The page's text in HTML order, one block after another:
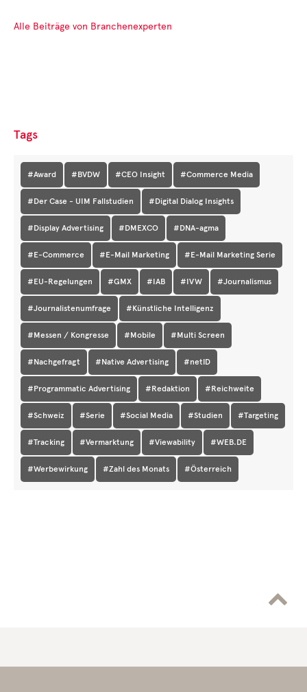
Alle Beiträge von Branchenexperten
Tags
#Award #BVDW #CEO Insight #Commerce Media
#Der Case - UIM Fallstudien #Digital Dialog Insights
#Display Advertising #DMEXCO #DNA-agma
#E-Commerce #E-Mail Marketing #E-Mail Marketing Serie
#EU-Regelungen #GMX #IAB #IVW #Journalismus
#Journalistenumfrage #Künstliche Intelligenz
#Messen / Kongresse #Mobile #Multi Screen
#Nachgefragt #Native Advertising #netID
#Programmatic Advertising #Redaktion #Reichweite
#Schweiz #Serie #Social Media #Studien #Targeting
#Tracking #Vermarktung #Viewability #WEB.DE
#Werbewirkung #Zahl des Monats #Österreich
